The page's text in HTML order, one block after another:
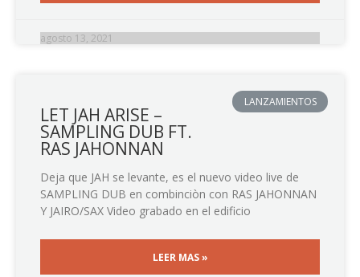
agosto 13, 2021
LANZAMIENTOS
LET JAH ARISE –
SAMPLING DUB FT.
RAS JAHONNAN
Deja que JAH se levante, es el nuevo video live de
SAMPLING DUB en combinciòn con RAS JAHONNAN
Y JAIRO/SAX Video grabado en el edificio
LEER MAS »